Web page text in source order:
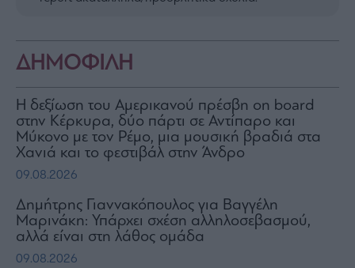
ΔΗΜΟΦΙΛΗ
H δεξίωση του Αμερικανού πρέσβη on board
στην Κέρκυρα, δύο πάρτι σε Αντίπαρο και
Μύκονο με τον Ρέμο, μια μουσική βραδιά στα
Χανιά και το φεστιβάλ στην Άνδρο
09.08.2026
Δημήτρης Γιαννακόπουλος για Βαγγέλη
Μαρινάκη: Υπάρχει σχέση αλληλοσεβασμού,
αλλά είναι στη λάθος ομάδα
09.08.2026